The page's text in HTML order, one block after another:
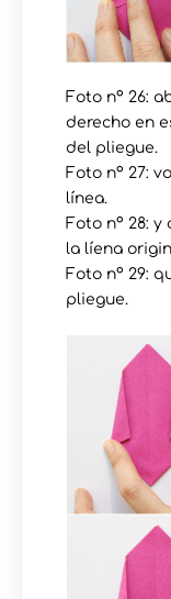
Foto nº 26:
derecho en
del pliegue.
Foto nº 27:
línea.
Foto nº 28:
la líena
Foto nº 29:
pliegue.